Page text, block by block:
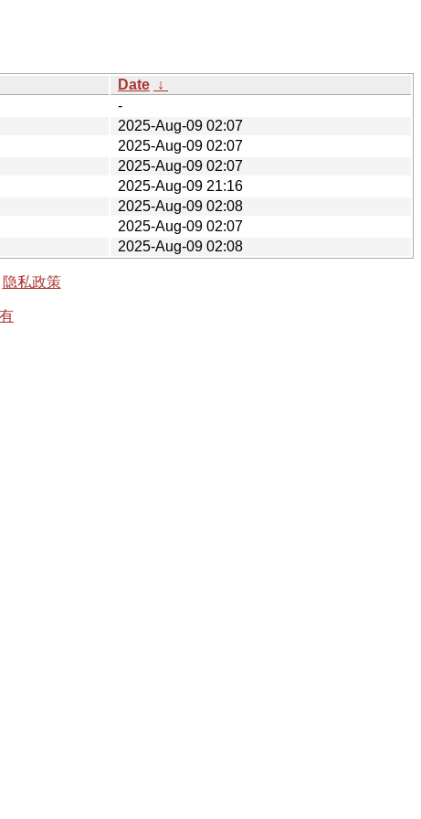
Date ↓
-
2025-Aug-09 02:07
2025-Aug-09 02:07
2025-Aug-09 02:07
2025-Aug-09 21:16
2025-Aug-09 02:08
2025-Aug-09 02:07
2025-Aug-09 02:08
隐私政策